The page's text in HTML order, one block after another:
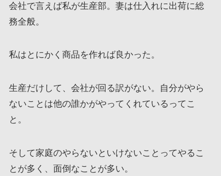
会社で言えば私が生産部。妻は仕入れに出荷に総
務全般。
私はとにかく商品を作れば良かった。
生産だけして、会社が回る訳がない。自分がやら
ないことは他の誰かがやってくれているってこ
と。
そして家庭のやらないといけないことってやるこ
とが多く、面倒なことが多い。